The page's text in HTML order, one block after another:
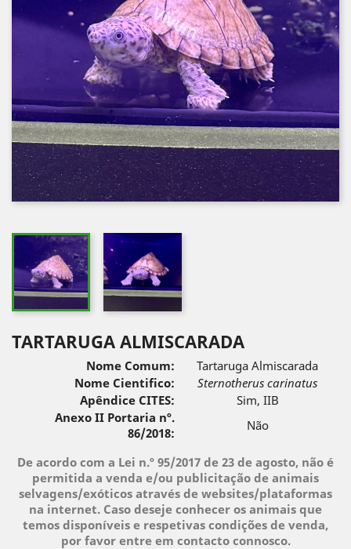
TARTARUGA ALMISCARADA
Nome Comum:
Tartaruga Almiscarada
Nome Cientifico:
Sternotherus carinatus
Apêndice CITES:
Sim, IIB
Anexo II Portaria nº.
86/2018:
Não
De acordo com a Lei n.º 95/2017 de 23 de agosto, não é
permitida a venda e/ou publicitação de animais
selvagens/exóticos através de websites/plataformas
na internet. Caso deseje conhecer os animais que
temos disponíveis e respetivas condições de venda,
por favor entre em contacto connosco.